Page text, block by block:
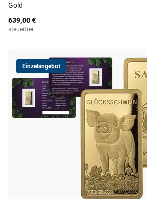
Gold
639,00 €
steuerfrei
Einzelangebot